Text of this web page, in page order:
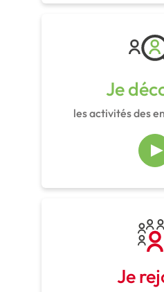
Je
les activités des
Je